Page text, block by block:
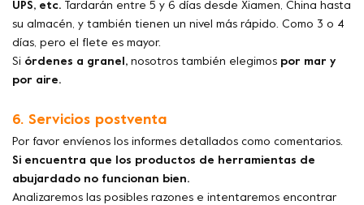
UPS, etc. Tardarán entre 5 y 6 días desde Xiamen, China hasta
su almacén, y también tienen un nivel más rápido. Como 3 o 4
días, pero el flete es mayor.
Si órdenes a granel, nosotros también elegimos por mar y
por aire.
6. Servicios postventa
Por favor envíenos los informes detallados como comentarios.
Si encuentra que los productos de herramientas de
abujardado no funcionan bien.
Analizaremos las posibles razones e intentaremos encontrar